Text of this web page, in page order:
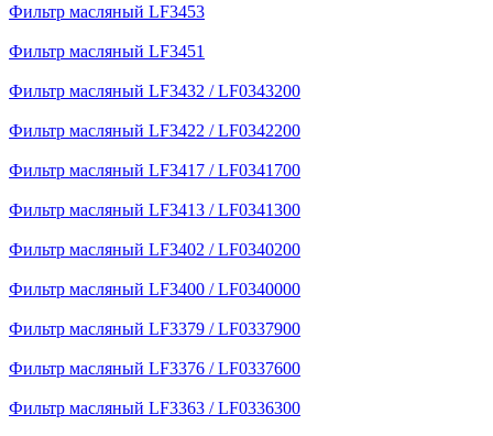
Фильтр масляный LF3453
Фильтр масляный LF3451
Фильтр масляный LF3432 / LF0343200
Фильтр масляный LF3422 / LF0342200
Фильтр масляный LF3417 / LF0341700
Фильтр масляный LF3413 / LF0341300
Фильтр масляный LF3402 / LF0340200
Фильтр масляный LF3400 / LF0340000
Фильтр масляный LF3379 / LF0337900
Фильтр масляный LF3376 / LF0337600
Фильтр масляный LF3363 / LF0336300